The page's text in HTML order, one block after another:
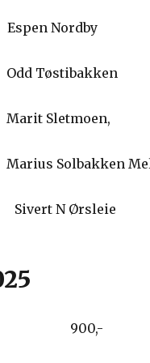
Nordby
Tøstibakken
Sletmoen,
Solbakken
N Ørsleie